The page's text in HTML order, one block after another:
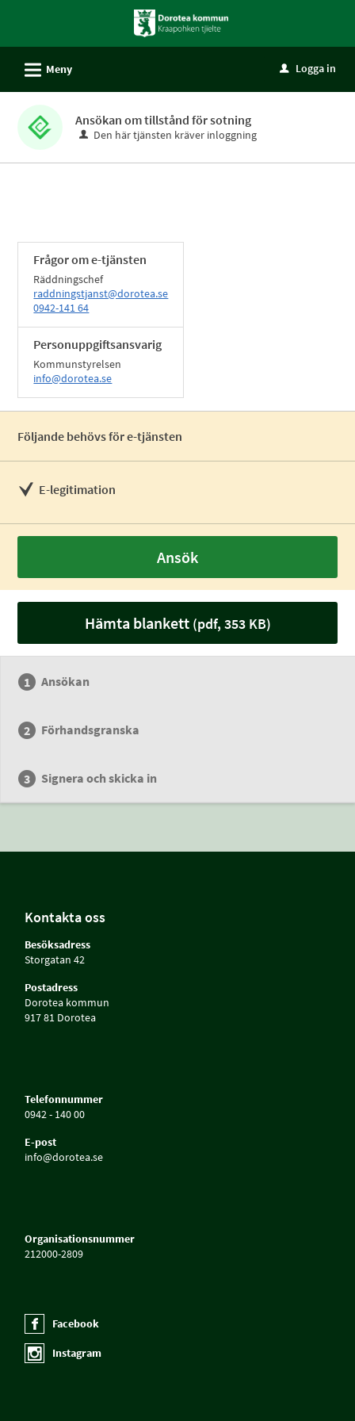
Dorotea
kommun
L Meny u Logga in
Ansökan om tillstånd för sotning
Den här tjänsten kräver inloggning
Frågor om e-tjänsten
Räddningschef
raddningstjanst@dorotea.se
0942-141 64
Personuppgiftsansvarig
Kommunstyrelsen
info@dorotea.se
Följande behövs för e-tjänsten
E-legitimation
Ansök
Hämta blankett(pdf, 353 KB)
Ansökan
Förhandsgranska
Signera och skicka in
Kontakta oss
Besöksadress
Storgatan 42
Postadress
Dorotea kommun
917 81 Dorotea
Telefonnummer
0942 - 140 00
E-post
info@dorotea.se
Organisationsnummer
212000-2809
Facebook
Instagram